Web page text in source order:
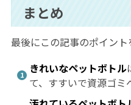
まとめ
最後にこの記事のポイント
きれいなペットボトル
て、すすいで資源ゴミ